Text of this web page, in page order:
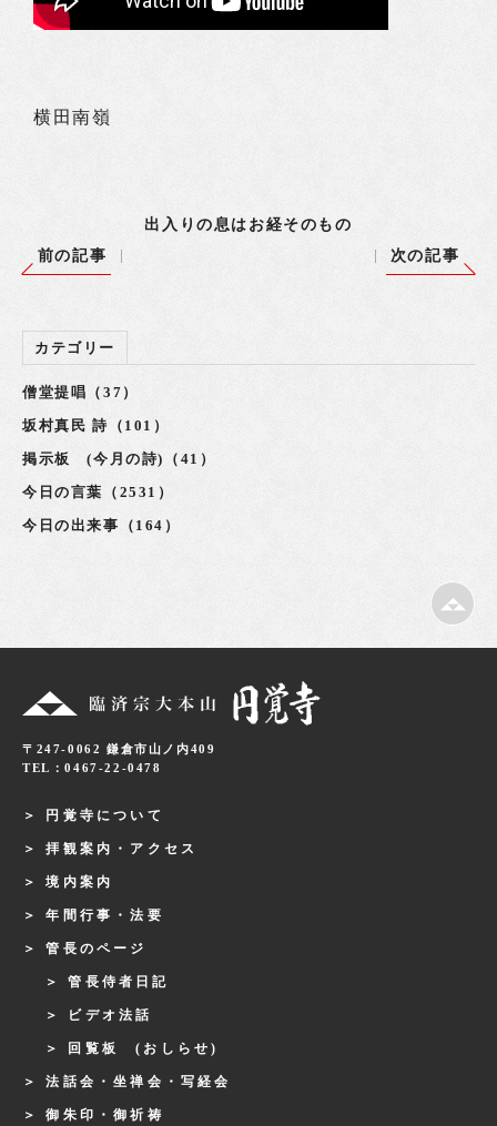
横田南嶺
出入りの息はお経そのもの
前の記事
次の記事
カテゴリー
僧堂提唱（37）
坂村真民 詩（101）
掲示板 (今月の詩)（41）
今日の言葉（2531）
今日の出来事（164）
〒247-0062 鎌倉市山ノ内409
TEL：0467-22-0478
円覚寺について
拝観案内・アクセス
境内案内
年間行事・法要
管長のページ
管長侍者日記
ビデオ法話
回覧板 (おしらせ)
法話会・坐禅会・写経会
御朱印・御祈祷